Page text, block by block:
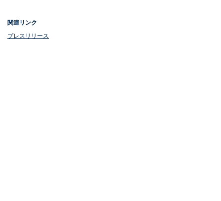
関連リンク
プレスリリース